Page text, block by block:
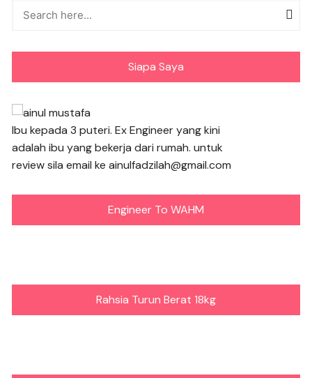
Siapa Saya
Ibu kepada 3 puteri. Ex Engineer yang kini
adalah ibu yang bekerja dari rumah. untuk
review sila email ke ainulfadzilah@gmail.com
Engineer To WAHM
Rahsia Turun Berat 18kg